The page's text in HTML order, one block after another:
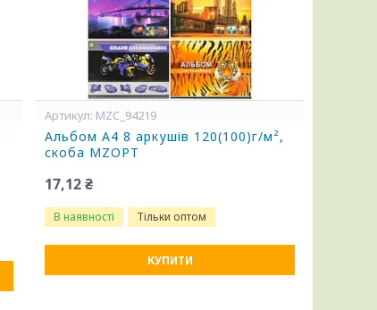
MZC_94219
Альбом А4 8 аркушів 120(100)г/м²,
скоба MZOPT
17,12 ₴
В наявності Тільки оптом
КУПИТИ